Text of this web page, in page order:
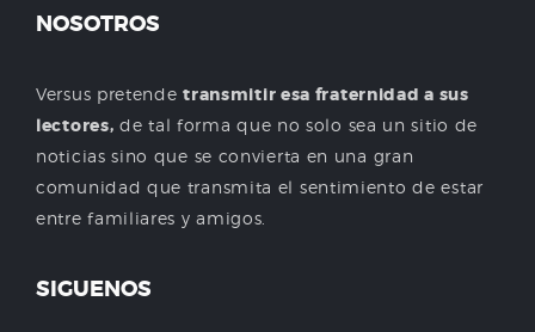
NOSOTROS
Versus pretendetransmitir esa fraternidad a sus
lectores, de tal forma que no solo sea un sitio de
noticias sino que se convierta en una gran
comunidad que transmita el sentimiento de estar
entre familiares y amigos.
SIGUENOS